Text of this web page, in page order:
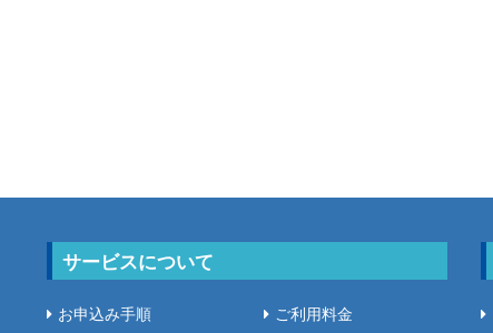
サービスについて
お申込み手順
ご利用料金